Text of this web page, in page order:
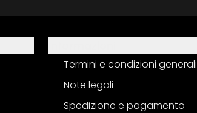
Termini e condizioni generali
Note legali
Spedizione e pagamento